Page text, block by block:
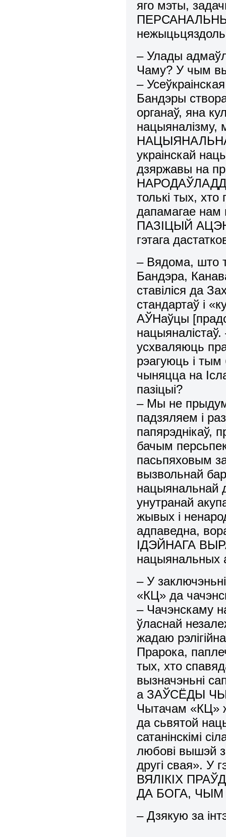
яго мэты,
ПЕРСАНАЛЬНЫ
– Улады
Чаму? У чым
–
Бандэры
органаў, яна
украінскай
дзяржавы на
толькі тых, хто
дапамагае
ПАЗІЦЫЙ
гэтага
– Вядома, што
Бандэра,
ставіліся да
стандартаў і
АЎНаўцы
усхваляюць
рэагуюць і
чыняцца на
пазіцыі?
– Мы не
падзяляем і
папярэднікаў,
бачым
пасьпяховым
вызвольнай
нацыянальнай
унутранай
жывых і
адпаведна,
ІДЭЙНАГА
нацыянальных
– У
«КЦ» да
– Чачэнскаму
ўласнай
жадаю
Прарока,
тых, хто
вызначэньні
а ЗАЎСЁДЫ
Чытачам «КЦ»
да сьвятой
сатанінскімі
любові вышэй
другі свая». У
ВЯЛІКІХ
ДА БОГА, ЧЫМ
– Дзякую за